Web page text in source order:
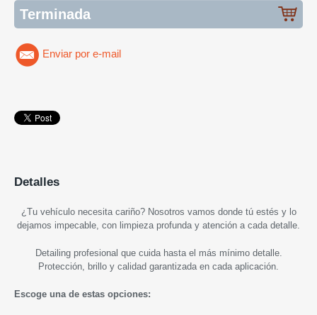
Terminada
Enviar por e-mail
Detalles
¿Tu vehículo necesita cariño? Nosotros vamos donde tú estés y lo
dejamos impecable, con limpieza profunda y atención a cada detalle.
Detailing profesional que cuida hasta el más mínimo detalle.
Protección, brillo y calidad garantizada en cada aplicación.
Escoge una de estas opciones: